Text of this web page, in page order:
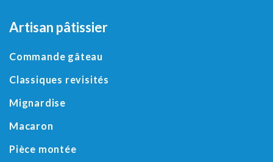
Artisan pâtissier
Commande gâteau
Classiques revisités
Mignardise
Macaron
Pièce montée